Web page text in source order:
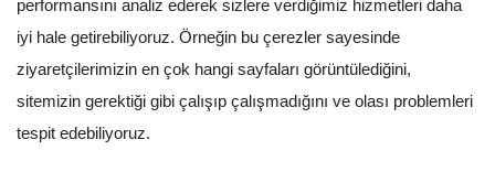
performansını analiz ederek sizlere verdiğimiz hizmetleri daha
iyi hale getirebiliyoruz. Örneğin bu çerezler sayesinde
ziyaretçilerimizin en çok hangi sayfaları görüntülediğini,
sitemizin gerektiği gibi çalışıp çalışmadığını ve olası problemleri
tespit edebiliyoruz.